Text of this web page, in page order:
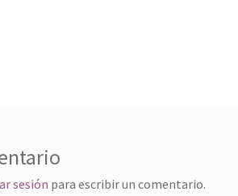
sesión para escribir un comentario.